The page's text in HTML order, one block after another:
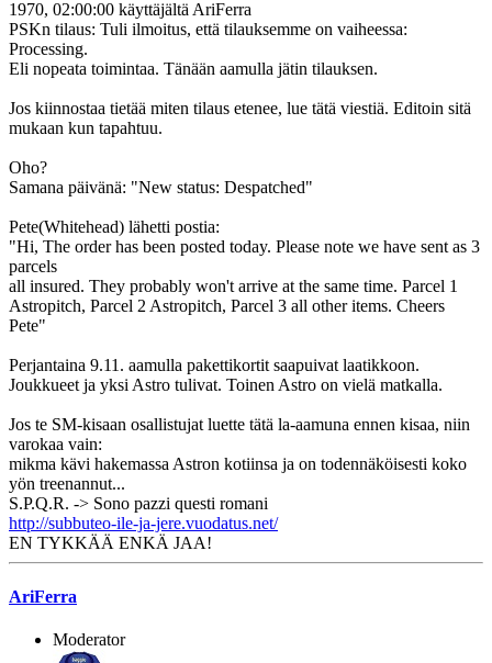
1970, 02:00:00 käyttäjältä AriFerra
PSKn tilaus: Tuli ilmoitus, että tilauksemme on vaiheessa:
Processing.
Eli nopeata toimintaa. Tänään aamulla jätin tilauksen.
Jos kiinnostaa tietää miten tilaus etenee, lue tätä viestiä. Editoin sitä
mukaan kun tapahtuu.
Oho?
Samana päivänä: "New status: Despatched"
Pete(Whitehead) lähetti postia:
"Hi, The order has been posted today. Please note we have sent as 3
parcels
all insured. They probably won't arrive at the same time. Parcel 1
Astropitch, Parcel 2 Astropitch, Parcel 3 all other items. Cheers
Pete"
Perjantaina 9.11. aamulla pakettikortit saapuivat laatikkoon.
Joukkueet ja yksi Astro tulivat. Toinen Astro on vielä matkalla.
Jos te SM-kisaan osallistujat luette tätä la-aamuna ennen kisaa, niin
varokaa vain:
mikma kävi hakemassa Astron kotiinsa ja on todennäköisesti koko
yön treenannut...
S.P.Q.R. -> Sono pazzi questi romani
http://subbuteo-ile-ja-jere.vuodatus.net/
EN TYKKÄÄ ENKÄ JAA!
AriFerra
Moderator